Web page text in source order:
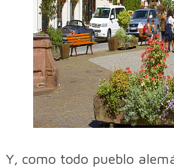
Y, como todo pueblo